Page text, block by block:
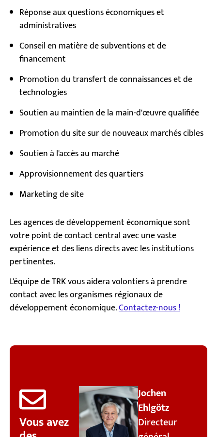
Réponse aux questions économiques et
administratives
Conseil en matière de subventions et de
financement
Promotion du transfert de connaissances et de
technologies
Soutien au maintien de la main-d'œuvre qualifiée
Promotion du site sur de nouveaux marchés cibles
Soutien à l'accès au marché
Approvisionnement des quartiers
Marketing de site
Les agences de développement économique sont
votre point de contact central avec une vaste
expérience et des liens directs avec les institutions
pertinentes.
L'équipe de TRK vous aidera volontiers à prendre
contact avec les organismes régionaux de
développement économique.Contactez-nous !
Vous avez
Jochen
Ehlgötz
Directeur